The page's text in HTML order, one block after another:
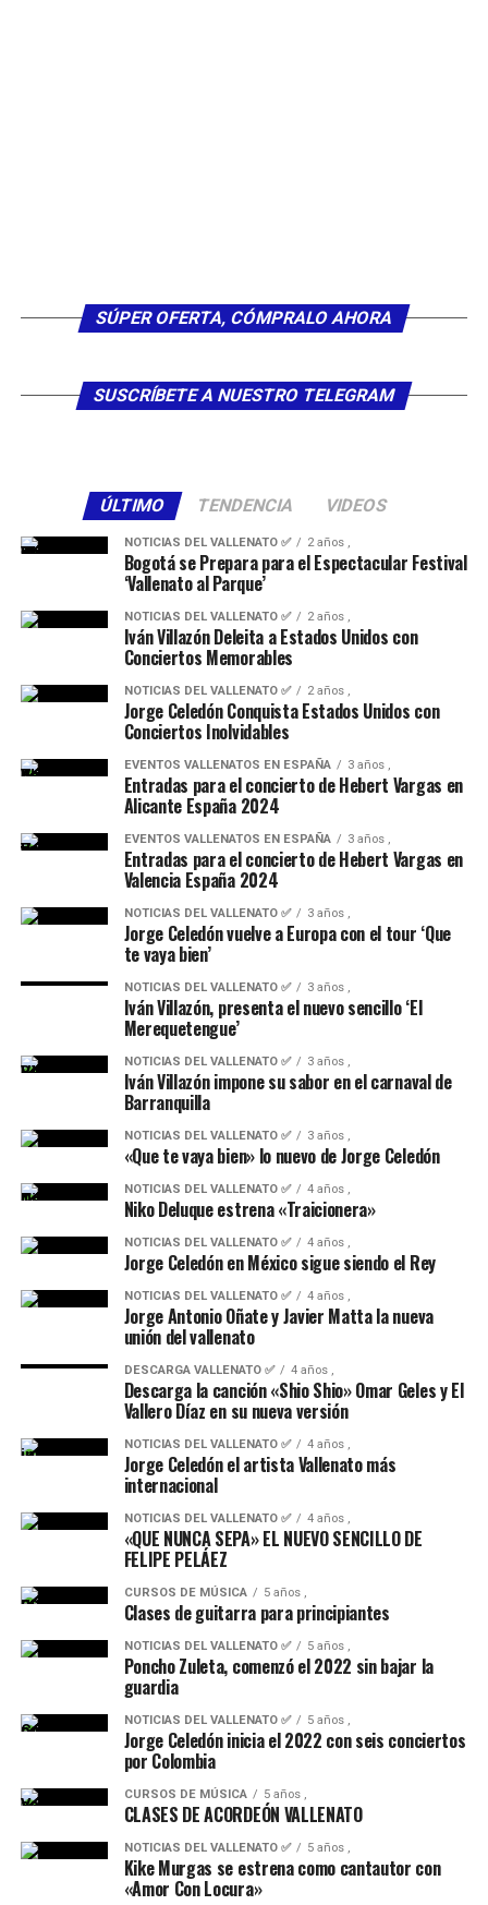
canjear por dinero en metálico o por cualquier otro
premio, ni puede ser objeto de cambio o alteración.
La celebración del sorteo, así como la concesión del
premio quedan sujetos a la normativa fiscal vigente.
Si se evidenciase que cualquiera de los Participantes no
cumple con los requisitos exigidos en las Bases, o los
datos proporcionados para participar no fueran válidos,
su participación se considerará nula y quedarán
automáticamente excluidos de la Promoción perdiendo
todo derecho sobre los premios otorgados en virtud de
esta Promoción.
6.- PUBLICACIÓN DE COMENTARIOS U OPINIONES
No se permitirán comentarios u opiniones cuyo
contenido se considere inadecuado, que sean ofensivos,
injuriosos o discriminatorios o que pudieran vulnerar
derechos de terceros. Tampoco se permitirán
comentarios contra un particular que vulneren los
principios de derecho al honor, a la intimidad personal y
familiar y a la propia imagen. No nos
responsabilizaremos de los daños ocasionados por los
comentarios que hagan los Participantes en la
Promoción, y que en cualquier momento pudieran herir
la sensibilidad de otros Participantes.
La participación en la presente Promoción, así como la
publicación de los comentarios que se realicen por parte
de los Participantes en las publicaciones no podrán
vulnerar bajo ningún concepto las Reglas comunitarias
ni lasCondiciones de uso de Instagram.
7.-EXONERACIÓN DE RESPONSABILIDAD
A título enunciativo, pero no limitativo, no nos
responsabilizamos de las posibles pérdidas, robos,
retrasos o cualquiera otra circunstancia imputable a
terceros que puedan afectar al desarrollo de la presente
Promoción, así como tampoco nos responsabilizamos
del uso que haga el Participante respecto del premio
que obtenga de esta Promoción.
No asumimos la responsabilidad en casos de fuerza
mayor o caso fortuito que pudieran impedir la
realización de la Promoción o el disfrute total o parcial
8.- PROTECCIÓN DE DATOS PERSONALES
De conformidad con lo establecido en el Reglamento
General de Protección de Datos, cada participante con
la aceptación de estas Bases Legales consiente que sus
datos personales sean incorporados a un fichero,
titularidad de ésta, con la finalidad de gestionar el
sorteo, así como difundir y dar publicidad a sus
resultados, y tramitar la entrega del premio.
Le informamos que puede ejercer sus derechos de
Acceso, Rectificación, Supresión, Oposición, Limitación
SÚPER OFERTA, CÓMPRALO AHORA
SUSCRÍBETE A NUESTRO TELEGRAM
ÚLTIMO TENDENCIA VIDEOS
NOTICIAS DEL VALLENATO ✅ 2 años ,
Bogotá se Prepara para el Espectacular Festival
‘Vallenato al Parque’
NOTICIAS DEL VALLENATO ✅ 2 años ,
Iván Villazón Deleita a Estados Unidos con
Conciertos Memorables
NOTICIAS DEL VALLENATO ✅ 2 años ,
Jorge Celedón Conquista Estados Unidos con
Conciertos Inolvidables
EVENTOS VALLENATOS EN ESPAÑA 3 años ,
Entradas para el concierto de Hebert Vargas en
Alicante España 2024
EVENTOS VALLENATOS EN ESPAÑA 3 años ,
Entradas para el concierto de Hebert Vargas en
Valencia España 2024
NOTICIAS DEL VALLENATO ✅ 3 años ,
Jorge Celedón vuelve a Europa con el tour ‘Que
te vaya bien’
NOTICIAS DEL VALLENATO ✅ 3 años ,
Iván Villazón, presenta el nuevo sencillo ‘El
Merequetengue’
NOTICIAS DEL VALLENATO ✅ 3 años ,
Iván Villazón impone su sabor en el carnaval de
Barranquilla
NOTICIAS DEL VALLENATO ✅ 3 años ,
«Que te vaya bien» lo nuevo de Jorge Celedón
NOTICIAS DEL VALLENATO ✅ 4 años ,
Niko Deluque estrena «Traicionera»
NOTICIAS DEL VALLENATO ✅ 4 años ,
Jorge Celedón en México sigue siendo el Rey
NOTICIAS DEL VALLENATO ✅ 4 años ,
Jorge Antonio Oñate y Javier Matta la nueva
unión del vallenato
DESCARGA VALLENATO ✅ 4 años ,
Descarga la canción «Shio Shio» Omar Geles y El
Vallero Díaz en su nueva versión
NOTICIAS DEL VALLENATO ✅ 4 años ,
Jorge Celedón el artista Vallenato más
internacional
NOTICIAS DEL VALLENATO ✅ 4 años ,
«QUE NUNCA SEPA» EL NUEVO SENCILLO DE
FELIPE PELÁEZ
CURSOS DE MÚSICA 5 años ,
Clases de guitarra para principiantes
NOTICIAS DEL VALLENATO ✅ 5 años ,
Poncho Zuleta, comenzó el 2022 sin bajar la
guardia
NOTICIAS DEL VALLENATO ✅ 5 años ,
Jorge Celedón inicia el 2022 con seis conciertos
por Colombia
CURSOS DE MÚSICA 5 años ,
CLASES DE ACORDEÓN VALLENATO
NOTICIAS DEL VALLENATO ✅ 5 años ,
Kike Murgas se estrena como cantautor con
«Amor Con Locura»